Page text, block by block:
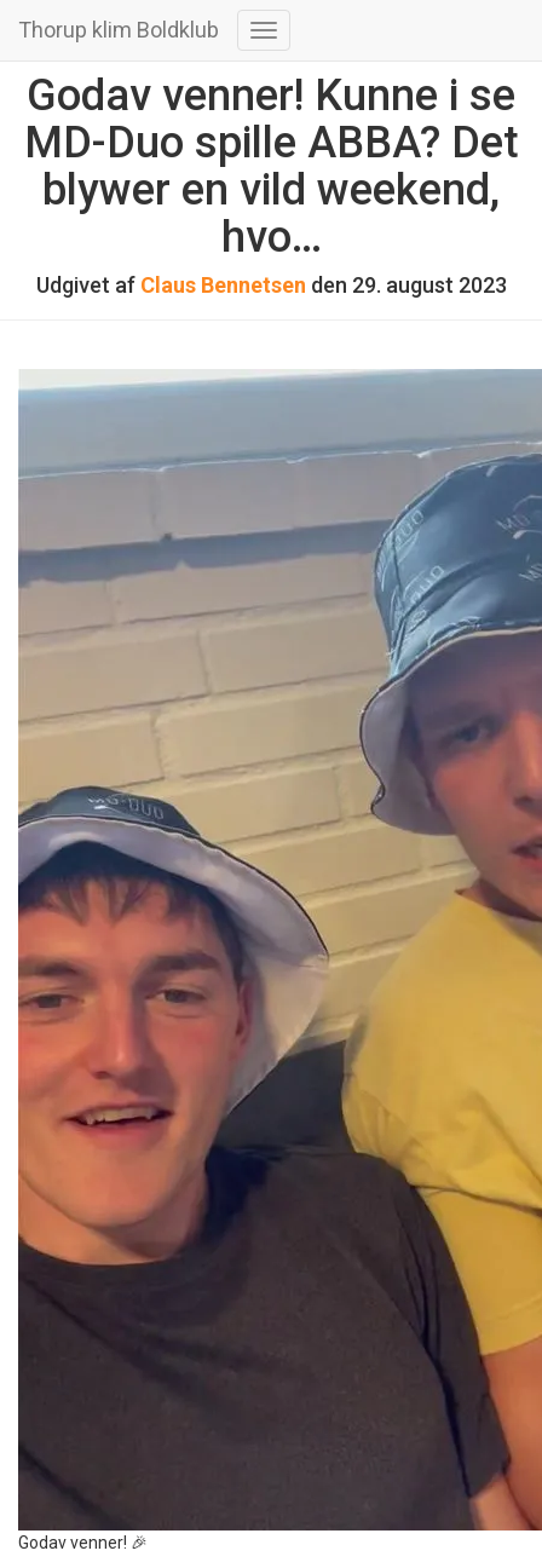
Thorup klim Boldklub
Skift
Godav venner! Kunne i se
MD-Duo spille ABBA? Det
blywer en vild weekend,
hvo…
Udgivet af Claus Bennetsen den 29. august 2023
Godav venner! 🎉